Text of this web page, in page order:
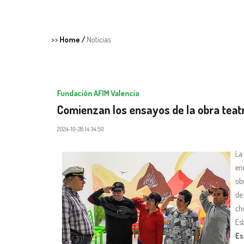
>> Home / Noticias
Fundación AFIM Valencia
Comienzan los ensayos de la obra
2024-10-28 14:34:50